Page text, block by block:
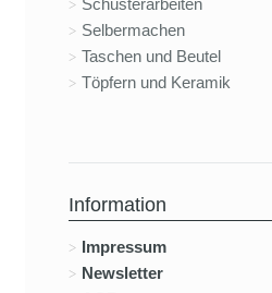
Selbermachen
Taschen und Beutel
Töpfern und Keramik
Information
Impressum
Newsletter